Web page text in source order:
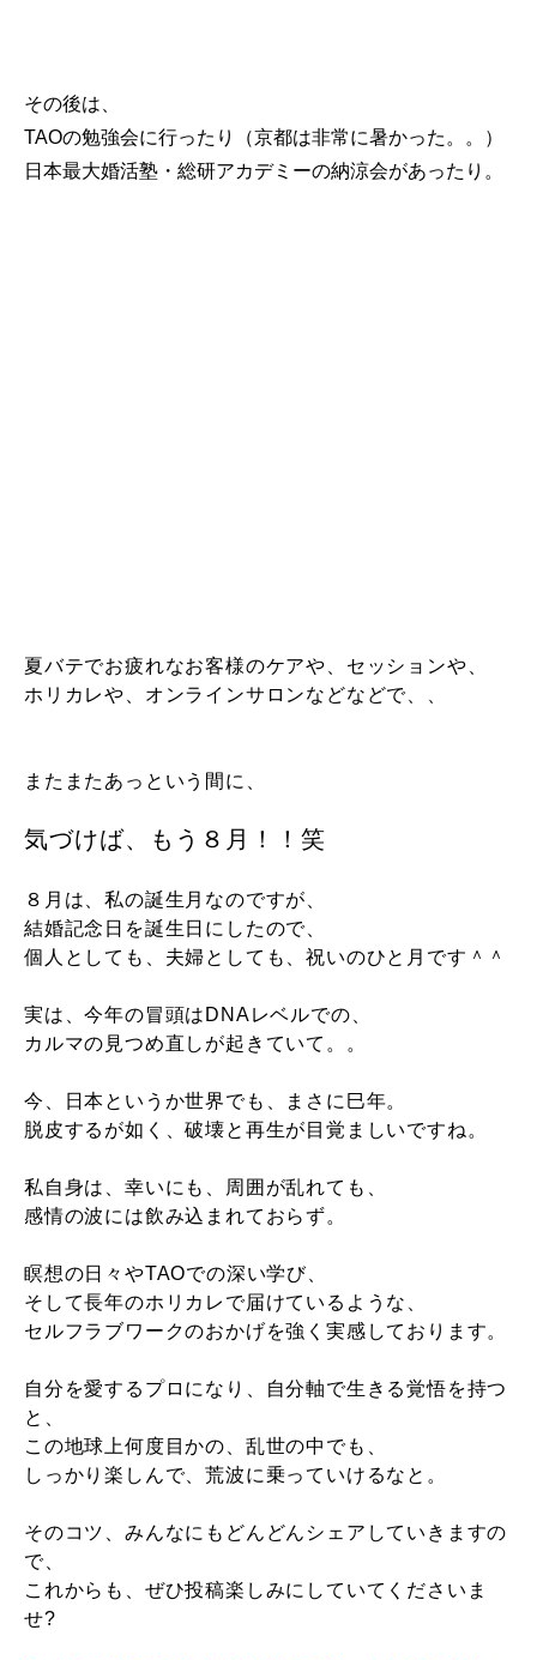
その後は、
TAOの勉強会に行ったり（京都は非常に暑かった。。）
日本最大婚活塾・総研アカデミーの納涼会があったり。
夏バテでお疲れなお客様のケアや、セッションや、
ホリカレや、オンラインサロンなどなどで、、
またまたあっという間に、
気づけば、もう８月！！笑
８月は、私の誕生月なのですが、
結婚記念日を誕生日にしたので、
個人としても、夫婦としても、祝いのひと月です＾＾
実は、今年の冒頭はDNAレベルでの、
カルマの見つめ直しが起きていて。。
今、日本というか世界でも、まさに巳年。
脱皮するが如く、破壊と再生が目覚ましいですね。
私自身は、幸いにも、周囲が乱れても、
感情の波には飲み込まれておらず。
瞑想の日々やTAOでの深い学び、
そして長年のホリカレで届けているような、
セルフラブワークのおかげを強く実感しております。
自分を愛するプロになり、自分軸で生きる覚悟を持つ
と、
この地球上何度目かの、乱世の中でも、
しっかり楽しんで、荒波に乗っていけるなと。
そのコツ、みんなにもどんどんシェアしていきますの
で、
これからも、ぜひ投稿楽しみにしていてくださいま
せ?